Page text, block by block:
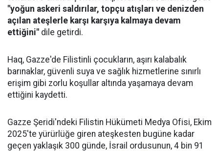
"yoğun askeri saldırılar, topçu atışları ve denizden
açılan ateşlerle karşı karşıya kalmaya devam
ettiğini" dile getirdi.
Haq, Gazze'de Filistinli çocukların, aşırı kalabalık
barınaklar, güvenli suya ve sağlık hizmetlerine sınırlı
erişim gibi zorlu koşullar altında yaşamaya devam
ettiğini kaydetti.
Gazze Şeridi'ndeki Filistin Hükümeti Medya Ofisi, Ekim
2025'te yürürlüğe giren ateşkesten bugüne kadar
geçen yaklaşık 300 günde, İsrail ordusunun, 4 bin 91